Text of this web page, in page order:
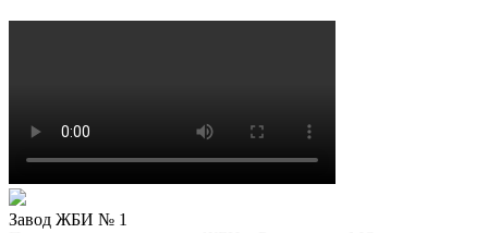
Завод ЖБИ № 1